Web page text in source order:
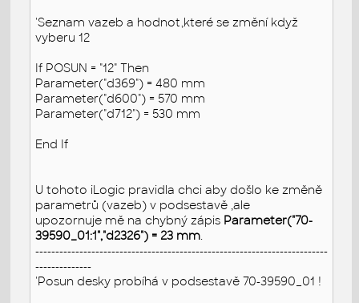
'Seznam vazeb a hodnot,které se změní když
vyberu 12
If POSUN = "12" Then
Parameter("d369") = 480 mm
Parameter("d600") = 570 mm
Parameter("d712") = 530 mm
End If
U tohoto iLogic pravidla chci aby došlo ke změně
parametrů (vazeb) v podsestavě ,ale
upozornuje mě na chybný zápis Parameter("70-
39590_01:1","d2326") = 23 mm.
-------------------------------------------------------------------------
--------------
'Posun desky probíhá v podsestavě 70-39590_01 !